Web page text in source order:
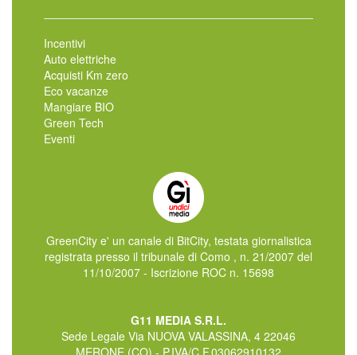
Incentivi
Auto elettriche
Acquisti Km zero
Eco vacanze
Mangiare BIO
Green Tech
Eventi
GreenCity e' un canale di BitCity, testata giornalistica
registrata presso il tribunale di Como , n. 21/2007 del
11/10/2007 - Iscrizione ROC n. 15698
G11 MEDIA S.R.L.
Sede Legale Via NUOVA VALASSINA, 4 22046